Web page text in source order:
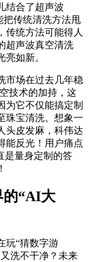
结合了超声波
把传统清洗方法甩
传统方法可能得人
超声波真空清洗
如新。
市场在过去几年稳
技术的加持，这
为它不仅能搞定制
珠宝清洗。想象一
头皮发麻，科伟达
能反光！用户痛点
是量身定制的答
的“AI大
玩“猜数字游
洗不干净？未来